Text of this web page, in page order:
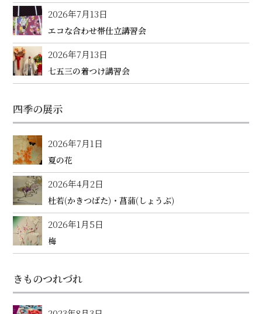
2026年7月13日
エコな合わせ帯仕立講習会
2026年7月13日
七五三の着つけ講習会
四季の展示
2026年7月1日
夏の花
2026年4月2日
杜若(かきつばた)・菖蒲(しょうぶ)
2026年1月5日
梅
きものつれづれ